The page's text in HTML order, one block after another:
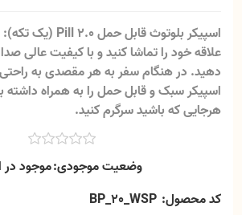
اسپیکر بلوتوث قابل حمل Pill 2.0 (یک تکه):
علاقه خود را تماشا کنید و با کیفیت عالی
دهید. در هنگام سفر به هر مقصدی به راحتی
اسپیکر سبک و قابل حمل را به همراه داشته
هرجایی که باشید سرگرم کنید.
وضعیت موجودی:موجود در
کد محصول: BP_20_WSP